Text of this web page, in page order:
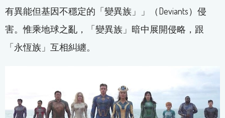
有異能但基因不穩定的「變異族」」（Deviants）侵
害。惟乘地球之亂，「變異族」暗中展開侵略，跟
「永恆族」互相糾纏。